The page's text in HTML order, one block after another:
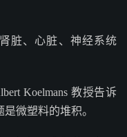
脏、心脏、神经系统
Koelmans 教授告诉
微塑料的堆积。